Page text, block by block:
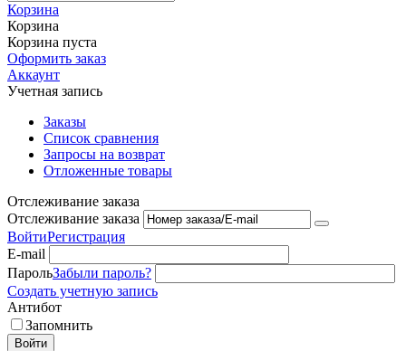
Корзина
Корзина
Корзина пуста
Оформить заказ
Аккаунт
Учетная запись
Заказы
Список сравнения
Запросы на возврат
Отложенные товары
Отслеживание заказа
Отслеживание заказа
ВойтиРегистрация
E-mail
ПарольЗабыли пароль?
Создать учетную запись
Антибот
Запомнить
Войти